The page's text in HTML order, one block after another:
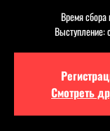
Время сбора
Смотреть